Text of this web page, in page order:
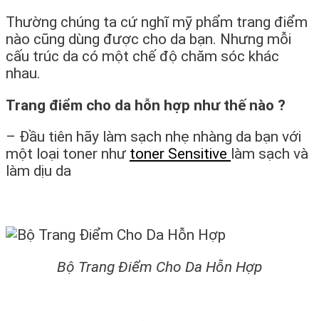
Thường chúng ta cứ nghĩ mỹ phẩm trang điểm
nào cũng dùng được cho da bạn. Nhưng mỗi
cấu trúc da có một chế độ chăm sóc khác
nhau.
Trang điểm cho da hỗn hợp như thế nào ?
– Đầu tiên hãy làm sạch nhẹ nhàng da bạn với
một loại toner như toner Sensitive làm sạch và
làm dịu da
Bộ Trang Điểm Cho Da Hỗn Hợp